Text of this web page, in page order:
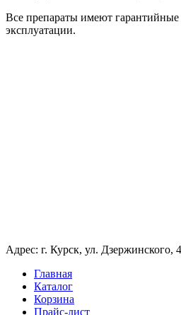
Все препараты имеют гарантийные
эксплуатации.
Адрес: г. Курск, ул. Дзержинского,
Главная
Каталог
Корзина
Прайс-лист